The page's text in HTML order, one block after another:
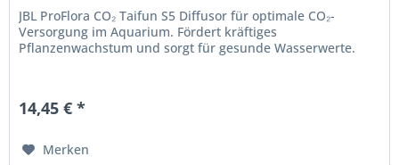
JBL ProFlora CO₂ Taifun S5 Diffusor für optimale CO₂-
Versorgung im Aquarium. Fördert kräftiges
Pflanzenwachstum und sorgt für gesunde Wasserwerte.
14,45 € *
Merken